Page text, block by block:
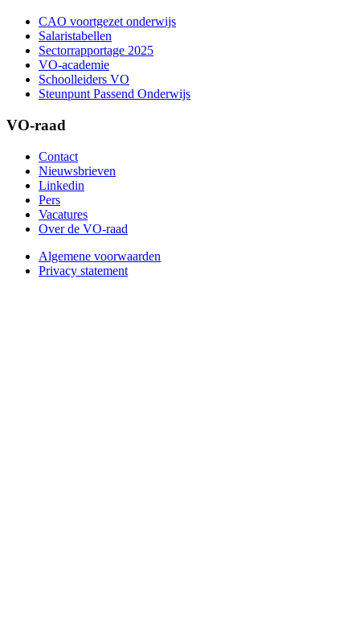
CAO voortgezet onderwijs
Salaristabellen
Sectorrapportage 2025
VO-academie
Schoolleiders VO
Steunpunt Passend Onderwijs
VO-raad
Contact
Nieuwsbrieven
Linkedin
Pers
Vacatures
Over de VO-raad
Algemene voorwaarden
Privacy statement